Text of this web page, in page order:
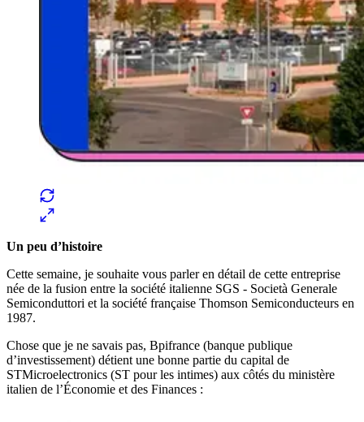
Un peu d’histoire
Cette semaine, je souhaite vous parler en détail de cette entreprise
née de la fusion entre la société italienne SGS - Società Generale
Semiconduttori et la société française Thomson Semiconducteurs en
1987.
Chose que je ne savais pas, Bpifrance (banque publique
d’investissement) détient une bonne partie du capital de
STMicroelectronics (ST pour les intimes) aux côtés du ministère
italien de l’Économie et des Finances :